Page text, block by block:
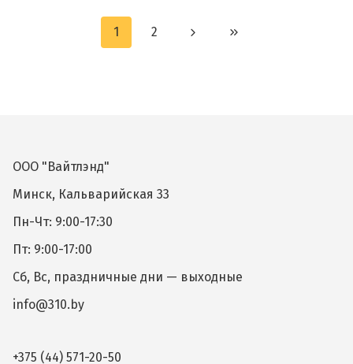
1 2
ООО "Вайтлэнд"
Минск, Кальварийская 33
Пн-Чт: 9:00-17:30
Пт: 9:00-17:00
Сб, Вс, праздничные дни — выходные
info@310.by
+375 (44) 571-20-50